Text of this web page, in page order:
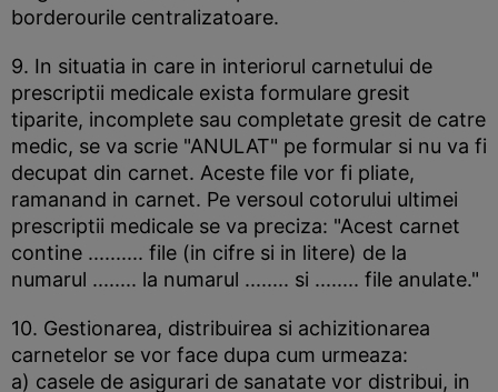
borderourile centralizatoare.
9. In situatia in care in interiorul carnetului de
prescriptii medicale exista formulare gresit
tiparite, incomplete sau completate gresit de catre
medic, se va scrie "ANULAT" pe formular si nu va fi
decupat din carnet. Aceste file vor fi pliate,
ramanand in carnet. Pe versoul cotorului ultimei
prescriptii medicale se va preciza: "Acest carnet
contine .......... file (in cifre si in litere) de la
numarul ........ la numarul ........ si ........ file anulate."
10. Gestionarea, distribuirea si achizitionarea
carnetelor se vor face dupa cum urmeaza:
a) casele de asigurari de sanatate vor distribui, in